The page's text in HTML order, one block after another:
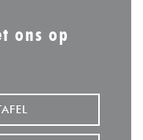
ons op